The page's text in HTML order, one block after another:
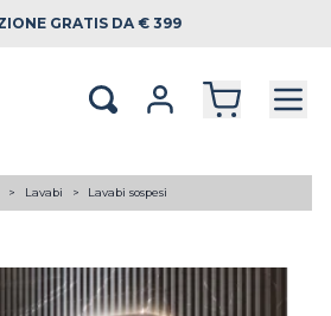
GRATIS DA € 399
Lavabi Lavabi sospesi